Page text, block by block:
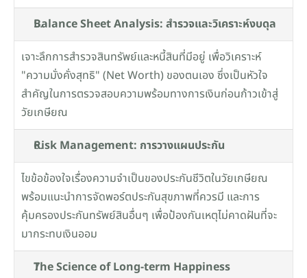
Balance Sheet Analysis: สำรวจและวิเคราะห์งบดุล
เจาะลึกการสำรวจสินทรัพย์และหนี้สินที่มีอยู่ เพื่อวิเคราะห์
"ความมั่งคั่งสุทธิ" (Net Worth) ของตนเอง ซึ่งเป็นหัวใจ
สำคัญในการตรวจสอบความพร้อมทางการเงินก่อนก้าวเข้าสู่
วัยเกษียณ
Risk Management: การวางแผนประกัน
ไขข้อข้องใจเรื่องความจำเป็นของประกันชีวิตในวัยเกษียณ
พร้อมแนะนำการจัดพอร์ตประกันสุขภาพที่ควรมี และการ
คุ้มครองประกันทรัพย์สินอื่นๆ เพื่อป้องกันเหตุไม่คาดฝันที่จะ
มากระทบเงินออม
The Science of Long-term Happiness